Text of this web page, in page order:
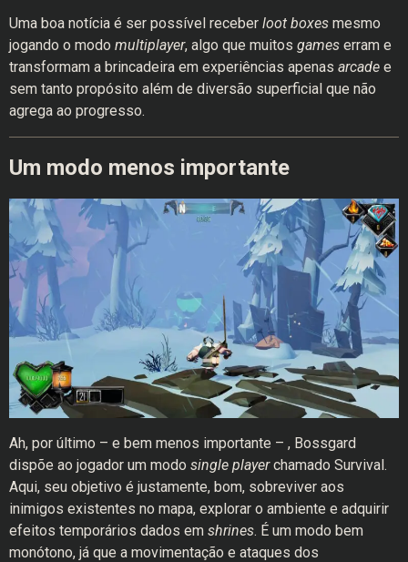
Uma boa notícia é ser possível receber loot boxes mesmo
jogando o modo multiplayer, algo que muitos games erram e
transformam a brincadeira em experiências apenas arcade e
sem tanto propósito além de diversão superficial que não
agrega ao progresso.
Um modo menos importante
Ah, por último – e bem menos importante – , Bossgard
dispõe ao jogador um modo single playerchamado Survival.
Aqui, seu objetivo é justamente, bom, sobreviver aos
inimigos existentes no mapa, explorar o ambiente e adquirir
efeitos temporários dados em shrines. É um modo bem
monótono, já que a movimentação e ataques dos